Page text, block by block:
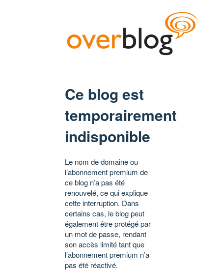
Ce blog est
temporairement
indisponible
Le nom de domaine ou
l’abonnement premium de
ce blog n’a pas été
renouvelé, ce qui explique
cette interruption. Dans
certains cas, le blog peut
également être protégé par
un mot de passe, rendant
son accès limité tant que
l’abonnement premium n’a
pas été réactivé.